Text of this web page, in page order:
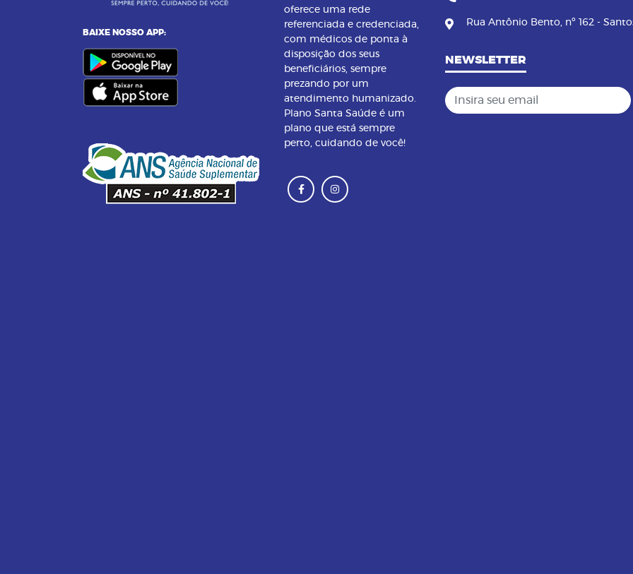
BAIXE NOSSO APP:
O Plano Santa Saúde
oferece uma rede
referenciada e credenciada,
com médicos de ponta à
disposição dos seus
beneficiários, sempre
prezando por um
atendimento humanizado.
Plano Santa Saúde é um
perto, cuidando de você!
Marque Sua Consulta
Rua Antônio Bento, nº 162 -
NEWSLETTER